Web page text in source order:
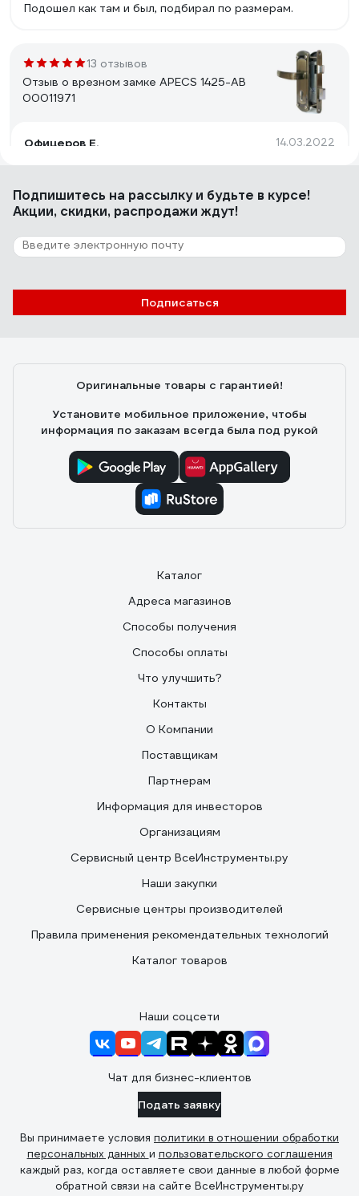
Подошел как там и был, подбирал по размерам.
13 отзывов
Отзыв о врезном замке APECS 1425-AB
00011971
Офицеров Е. 14.03.2022
Хорошо подходит для замены старого Белорусского
10 отзывов
Отзыв о замке-защелке Amig с ключом
Александр Т. 11.06.2023
В закрытом положении замка поворотом ключа -
Цена 238 рублей.
Подпишитесь на рассылкуи будьте в курсе!
Акции, скидки, распродажи ждут!
Подписаться
Оригинальные товары с гарантией!
Установите мобильное приложение, чтобы
информация по заказам всегда была под рукой
Каталог
Адреса магазинов
Способы получения
Способы оплаты
Что улучшить?
Контакты
О Компании
Поставщикам
Партнерам
Информация для инвесторов
Организациям
Сервисный центр ВсеИнструменты.ру
Наши закупки
Сервисные центры производителей
Правила применения рекомендательных технологий
Каталог товаров
Наши соцсети
Чат для бизнес-клиентов
Подать заявку
Вы принимаете условия политики в отношении обработки
персональных данных и пользовательского соглашения
каждый раз, когда оставляете свои данные в любой форме
обратной связи на сайте ВсеИнструменты.ру